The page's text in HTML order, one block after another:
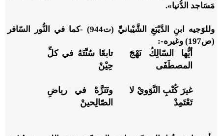
مَسَاجد الدُّنيا».
وللوَجيه ابنِ الدَّيْبَعِ الشَّيْبانيِّ (ت944) -كما في النُّور السّافر
(ص197) وغيره-:
أيُّها السّالِكُ نَهْجَ
المصطَفَى
تابعًا سُنَّتَهُ في كلِّ
حِيْنْ
غيرَ كُتْبِ النَّوَويْ لا
تَعْتَمِدْ
وتَنَزَّهْ في رياضِ
الصّالِحينْ